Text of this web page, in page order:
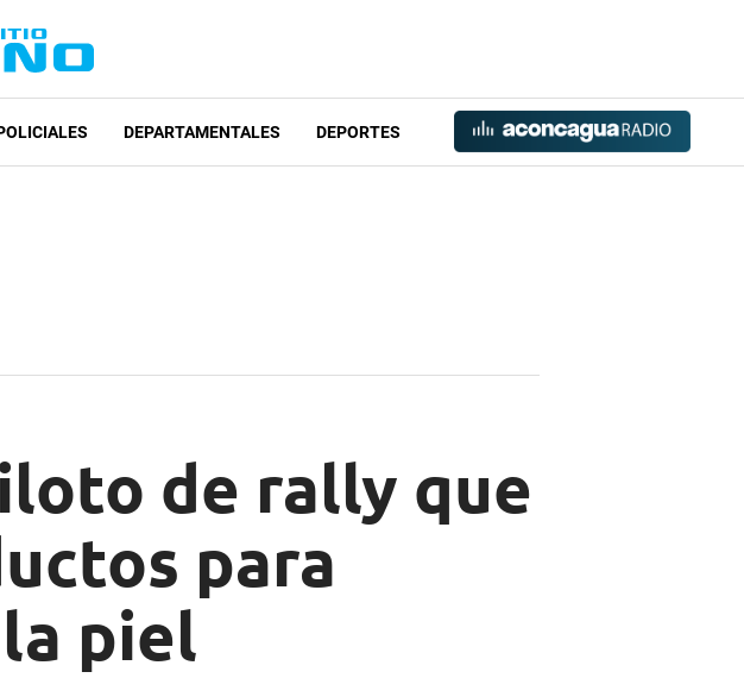
DEPARTAMENTALES DEPORTES
de rally que
para
piel